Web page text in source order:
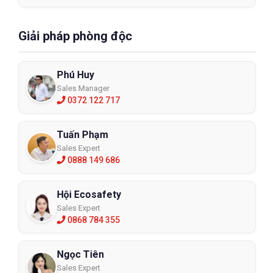
Giải pháp phòng độc
Phú Huy
Sales Manager
0372 122 717
Tuấn Phạm
Sales Expert
0888 149 686
Hội Ecosafety
Sales Expert
0868 784 355
Ngọc Tiên
Sales Expert